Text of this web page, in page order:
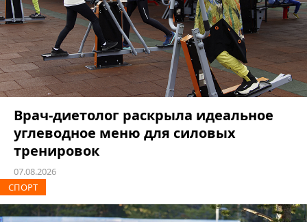
Врач-диетолог раскрыла идеальное
углеводное меню для силовых
тренировок
07.08.2026
СПОРТ